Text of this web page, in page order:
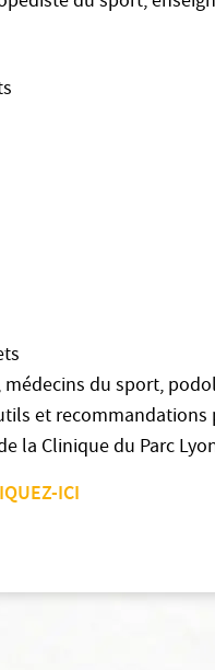
du sport,
et recommandations
la Clinique du Parc
ICI